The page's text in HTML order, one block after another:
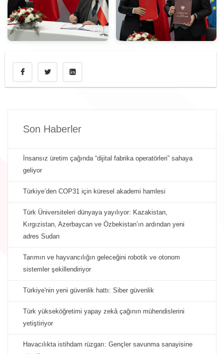
Son Haberler
İnsansız üretim çağında “dijital fabrika operatörleri” sahaya
geliyor
Türkiye’den COP31 için küresel akademi hamlesi
Türk Üniversiteleri dünyaya yayılıyor: Kazakistan,
Kırgızistan, Azerbaycan ve Özbekistan’ın ardından yeni
adres Sudan
Tarımın ve hayvancılığın geleceğini robotik ve otonom
sistemler şekillendiriyor
Türkiye'nin yeni güvenlik hattı: Siber güvenlik
Türk yükseköğretimi yapay zekâ çağının mühendislerini
yetiştiriyor
Havacılıkta istihdam rüzgarı: Gençler savunma sanayisine